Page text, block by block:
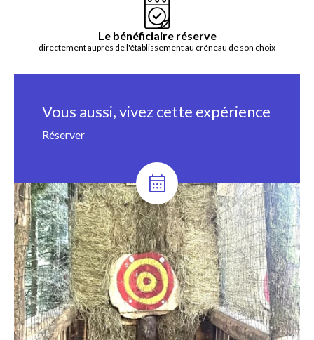
Le bénéficiaire réserve
directement auprès de l'établissement au créneau de son choix
Vous aussi, vivez cette expérience
Réserver